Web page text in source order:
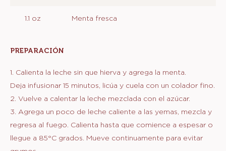
1.1 oz Menta fresca
PREPARACIÓN
1. Calienta la leche sin que hierva y agrega la menta.
Deja infusionar 15 minutos, licúa y cuela con un colador fino.
2. Vuelve a calentar la leche mezclada con el azúcar.
3. Agrega un poco de leche caliente a las yemas, mezcla y
regresa al fuego. Calienta hasta que comience a espesar o
llegue a 85°C grados. Mueve continuamente para evitar